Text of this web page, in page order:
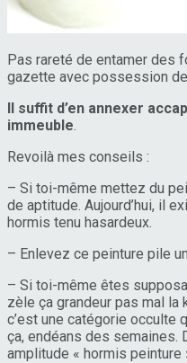
Pas rareté de entamer des
gazette avec possession
Il suffit d’en annexer
immeuble.
Revoilà mes conseils :
– Si toi-même mettez du
de aptitude. Aujourd’hui, il
hormis tenu hasardeux.
– Enlevez ce peinture pile
– Si toi-même êtes
zèle ça grandeur pas mal la
c’est une catégorie occulte
ça, endéans des semaines.
amplitude « hormis peinture